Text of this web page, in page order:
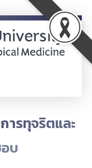
รทุจริตและ
บ